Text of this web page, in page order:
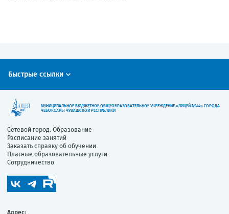
Быстрые ссылки
МУНИЦИПАЛЬНОЕ БЮДЖЕТНОЕ ОБЩЕОБРАЗОВАТЕЛЬНОЕ УЧРЕЖДЕНИЕ «ЛИЦЕЙ №44» ГОРОДА
ЧЕБОКСАРЫ ЧУВАШСКОЙ РЕСПУБЛИКИ
Сетевой город. Образование
Расписание занятий
Заказать справку об обучении
Платные образовательные услуги
Сотрудничество
Адрес: